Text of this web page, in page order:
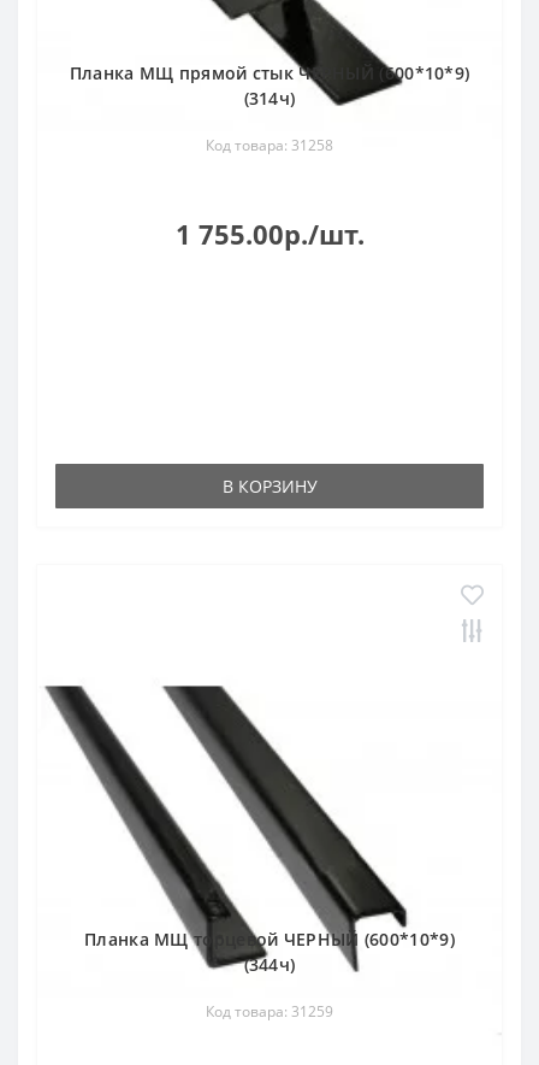
Планка МЩ прямой стык ЧЕРНЫЙ (600*10*9)
(314ч)
Код товара: 31258
1 755.00р./шт.
В КОРЗИНУ
Планка МЩ торцевой ЧЕРНЫЙ (600*10*9)
(344ч)
Код товара: 31259